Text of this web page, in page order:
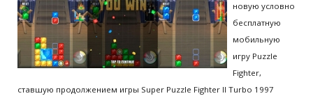
новую условно
бесплатную
мобильную
игру Puzzle
Fighter,
ставшую продолжением игры Super Puzzle Fighter II Turbo 1997